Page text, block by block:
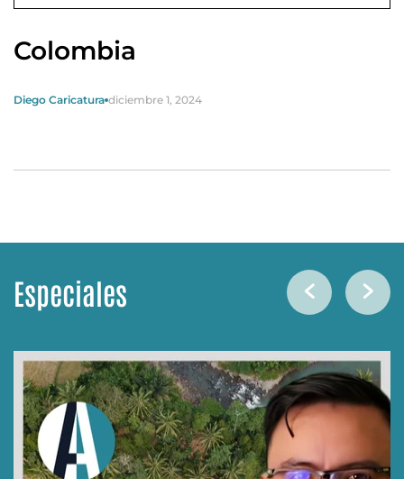
Colombia
Diego Caricatura diciembre 1, 2024
Especiales